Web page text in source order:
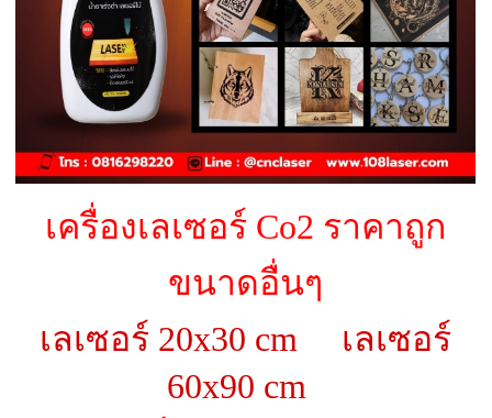
เครื่องเลเซอร์ Co2 ราคาถูก
ขนาดอื่นๆ
เลเซอร์ 20x30 cm
เลเซอร์
60x90 cm